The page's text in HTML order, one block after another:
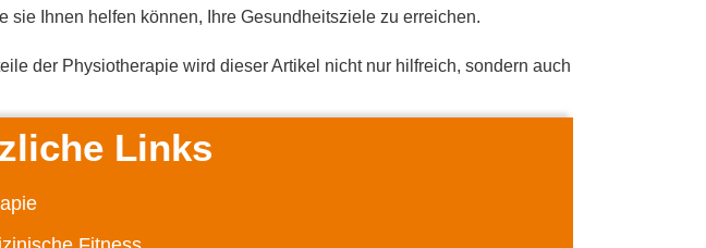
Ihnen helfen können, Ihre Gesundheitsziele zu erreichen.
der Physiotherapie wird dieser Artikel nicht nur hilfreich, sondern auch
Links